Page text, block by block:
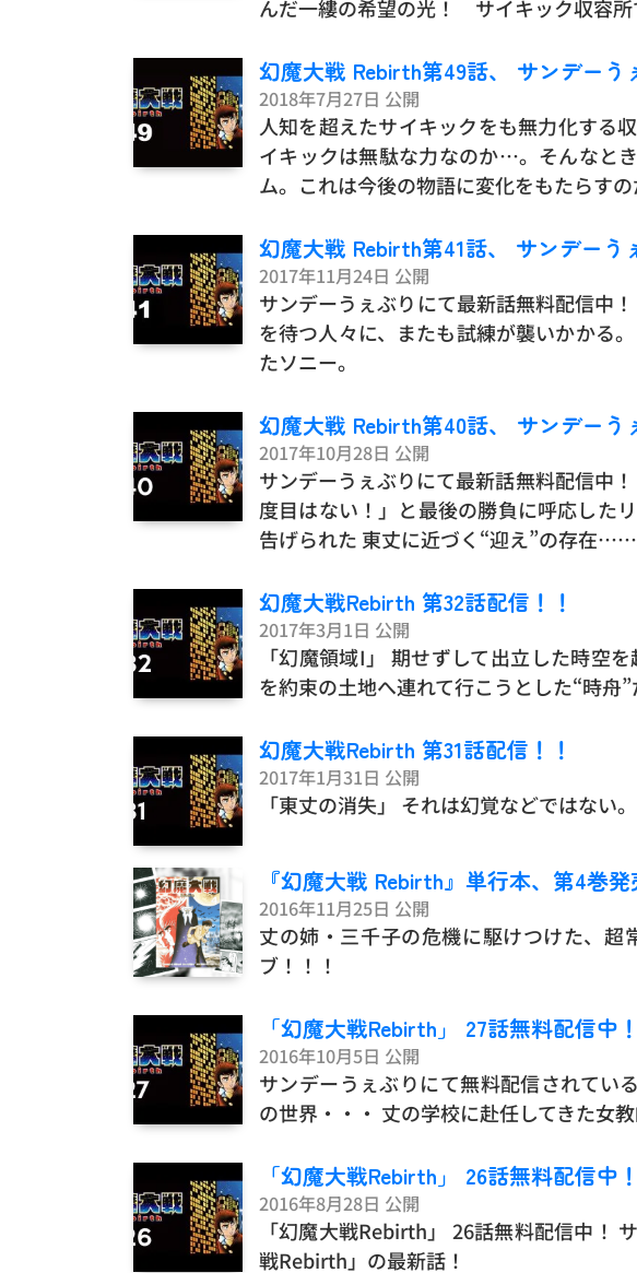
んだ一縷の希望の光！ サイキック収容所
幻魔大戦 Rebirth第49話、 サンデーう
2018年7月27日 公開
人知を超えたサイキックをも無力化する
イキックは無駄な力なのか…。そんなと
ム。これは今後の物語に変化をもたらすの
幻魔大戦 Rebirth第41話、 サンデーう
2017年11月24日 公開
サンデーうぇぶりにて最新話無料配信中
を待つ人々に、またも試練が襲いかかる
たソニー。
幻魔大戦 Rebirth第40話、 サンデーう
2017年10月28日 公開
サンデーうぇぶりにて最新話無料配信中
度目はない！」と最後の勝負に呼応した
告げられた 東丈に近づく“迎え”の存在……
幻魔大戦Rebirth 第32話配信！！
2017年3月1日 公開
「幻魔領域I」 期せずして出立した時空
を約束の土地へ連れて行こうとした“時舟
幻魔大戦Rebirth 第31話配信！！
2017年1月31日 公開
「東丈の消失」 それは幻覚などではない
『幻魔大戦 Rebirth』単行本、第4巻発
2016年11月25日 公開
丈の姉・三千子の危機に駆けつけた、
ブ！！！
「幻魔大戦Rebirth」 27話無料配信中！
2016年10月5日 公開
サンデーうぇぶりにて無料配信されてい
の世界・・・ 丈の学校に赴任してきた女
「幻魔大戦Rebirth」 26話無料配信中！
2016年8月28日 公開
「幻魔大戦Rebirth」 26話無料配信中！
戦Rebirth」の最新話！